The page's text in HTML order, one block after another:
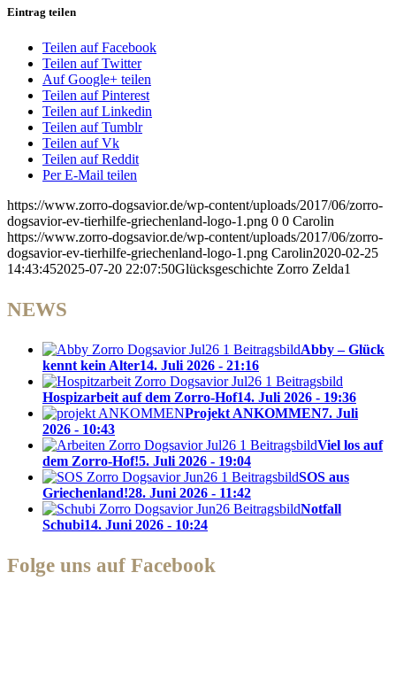
Eintrag teilen
Teilen auf Facebook
Teilen auf Twitter
Auf Google+ teilen
Teilen auf Pinterest
Teilen auf Linkedin
Teilen auf Tumblr
Teilen auf Vk
Teilen auf Reddit
Per E-Mail teilen
https://www.zorro-dogsavior.de/wp-content/uploads/2017/06/zorro-
dogsavior-ev-tierhilfe-griechenland-logo-1.png 0 0 Carolin
https://www.zorro-dogsavior.de/wp-content/uploads/2017/06/zorro-
dogsavior-ev-tierhilfe-griechenland-logo-1.png Carolin2020-02-25
14:43:452025-07-20 22:07:50Glücksgeschichte Zorro Zelda1
NEWS
Abby – Glück
kennt kein Alter14. Juli 2026 - 21:16
Hospizarbeit auf dem Zorro-Hof14. Juli 2026 - 19:36
Projekt ANKOMMEN7. Juli
2026 - 10:43
Viel los auf
dem Zorro-Hof!5. Juli 2026 - 19:04
SOS aus
Griechenland!28. Juni 2026 - 11:42
Notfall
Schubi14. Juni 2026 - 10:24
Folge uns auf Facebook